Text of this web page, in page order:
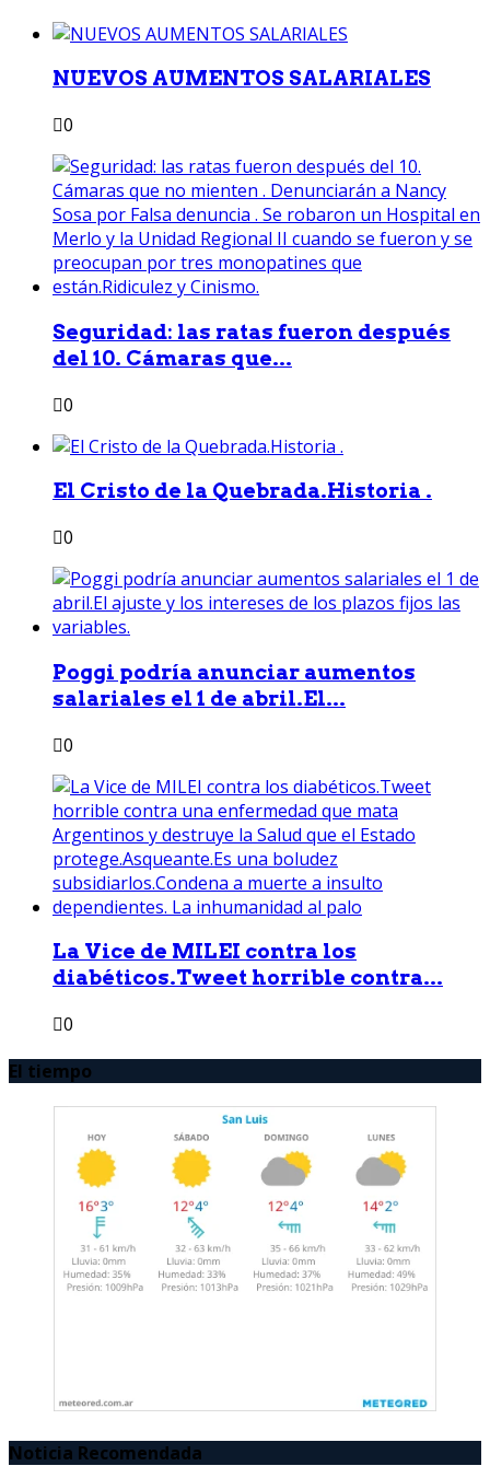
NUEVOS AUMENTOS SALARIALES
0
Seguridad: las ratas fueron después
del 10. Cámaras que...
0
El Cristo de la Quebrada.Historia .
0
Poggi podría anunciar aumentos
salariales el 1 de abril.El...
0
La Vice de MILEI contra los
diabéticos.Tweet horrible contra...
0
El tiempo
Noticia Recomendada